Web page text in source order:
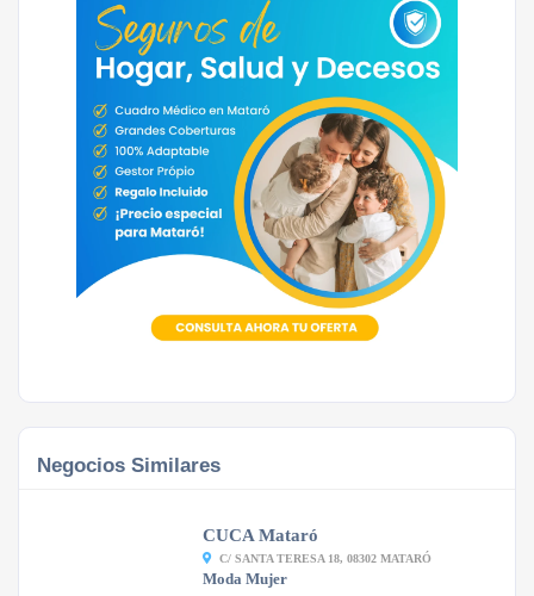
Negocios Similares
CUCA Mataró
C/ SANTA TERESA 18, 08302 MATARÓ
Moda Mujer